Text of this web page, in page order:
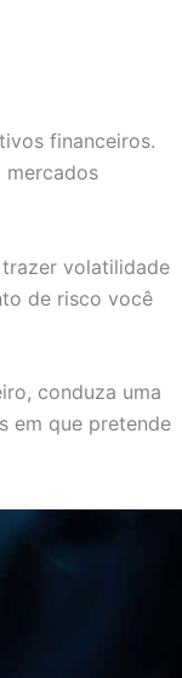
financeiros.
volatilidade
de risco você
conduza uma
em que pretende